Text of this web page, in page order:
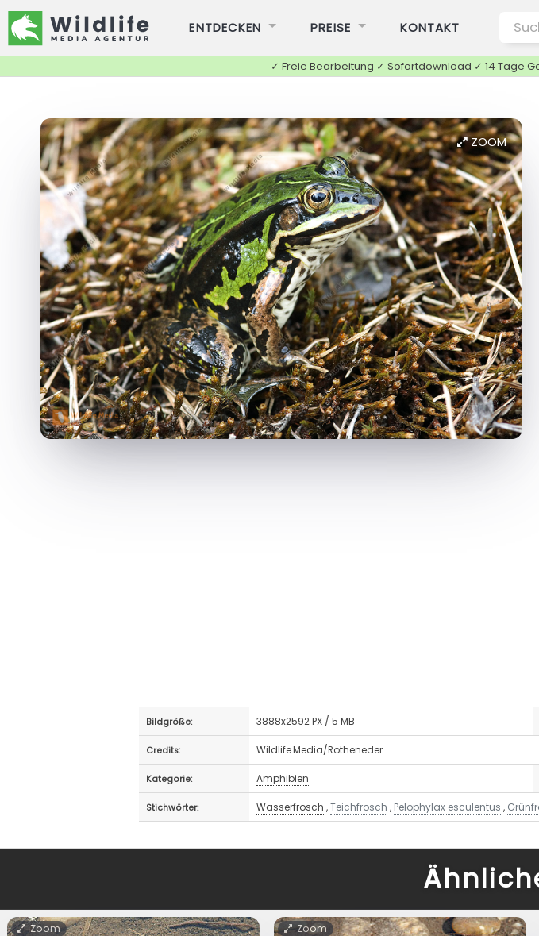
ENTDECKEN PREISE KONTAKT
✓ Freie Bearbeitung ✓ Sofortdownload ✓ 14 Tage
ZOOM
Bildgröße: 3888x2592 PX / 5 MB
Credits: Wildlife.Media/Rotheneder
Kategorie: Amphibien
Stichwörter: Wasserfrosch ,Teichfrosch , Pelophylax esculentus ,
Zoom Zoom